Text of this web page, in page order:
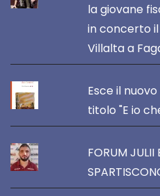
la giovane
in concerto
Villalta a
Esce il
titolo "E io
FORUM JULII